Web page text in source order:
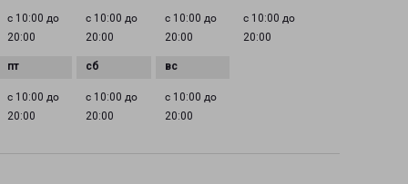
с 10:00 до
20:00
с 10:00 до
20:00
с 10:00 до
20:00
с 10:00 до
20:00
с 10:00 до
20:00
с 10:00 до
20:00
с 10:00 до
20:00